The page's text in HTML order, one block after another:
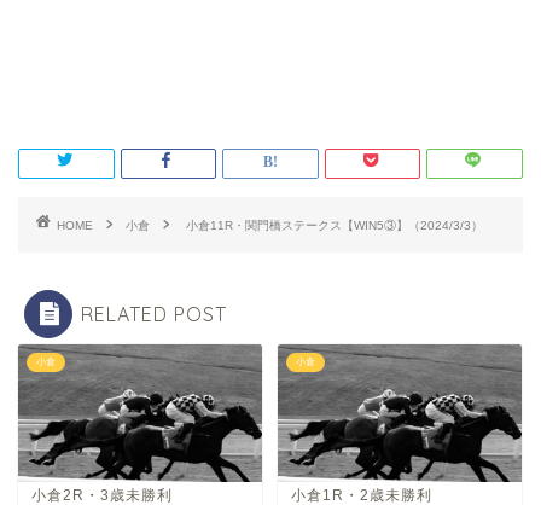
HOME 小倉 小倉11R・関門橋ステークス【WIN5③】（2024/3/3）
RELATED POST
小倉
小倉2R・3歳未勝利
小倉
小倉1R・2歳未勝利